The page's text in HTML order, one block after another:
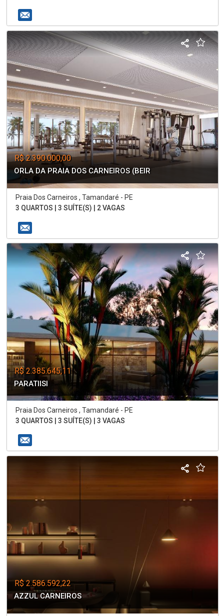
R$ 2.390.000,00
ORLA DA PRAIA DOS CARNEIROS (BEIR
Praia Dos Carneiros , Tamandaré - PE
3 QUARTOS | 3 SUÍTE(S) | 2 VAGAS
R$ 2.385.645,11
PARATIISI
Praia Dos Carneiros , Tamandaré - PE
3 QUARTOS | 3 SUÍTE(S) | 3 VAGAS
R$ 2.586.592,22
AZZUL CARNEIROS